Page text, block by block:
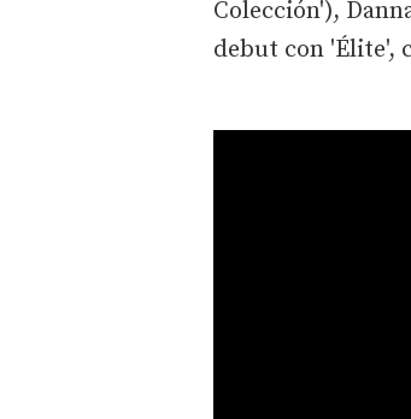
Colección'),
debut con 'Élite',